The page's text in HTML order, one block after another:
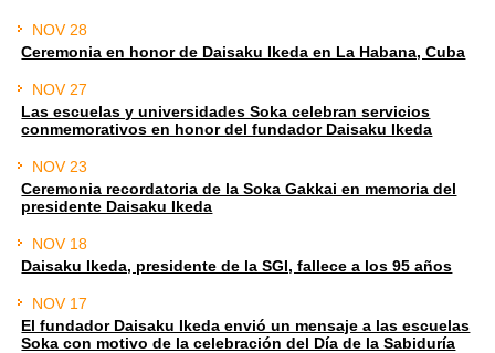
NOV 28
Ceremonia en honor de Daisaku Ikeda en La Habana, Cuba
NOV 27
Las escuelas y universidades Soka celebran servicios
conmemorativos en honor del fundador Daisaku Ikeda
NOV 23
Ceremonia recordatoria de la Soka Gakkai en memoria del
presidente Daisaku Ikeda
NOV 18
Daisaku Ikeda, presidente de la SGI, fallece a los 95 años
NOV 17
El fundador Daisaku Ikeda envió un mensaje a las escuelas
Soka con motivo de la celebración del Día de la Sabiduría